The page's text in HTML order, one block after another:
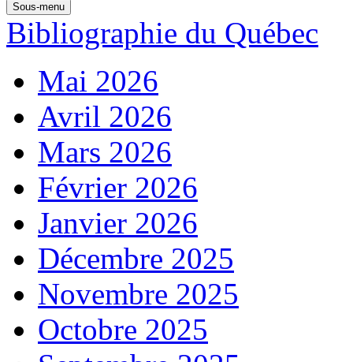
Sous-menu
Bibliographie du Québec
Mai 2026
Avril 2026
Mars 2026
Février 2026
Janvier 2026
Décembre 2025
Novembre 2025
Octobre 2025